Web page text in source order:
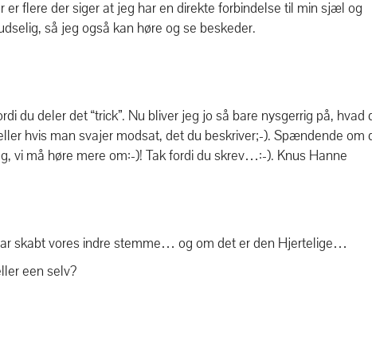
er flere der siger at jeg har en direkte forbindelse til min sjæl og
så jeg også kan høre og se beskeder.
du deler det “trick”. Nu bliver jeg jo så bare nysgerrig på, hvad
hvis man svajer modsat, det du beskriver;-). Spændende om
vi må høre mere om:-)! Tak fordi du skrev…:-). Knus Hanne
skabt vores indre stemme… og om det er den Hjertelige…
een selv?